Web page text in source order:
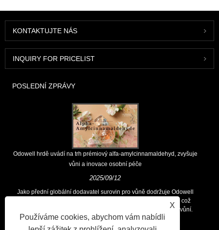
KONTAKTUJTE NÁS
INQUIRY FOR PRICELIST
POSLEDNÍ ZPRÁVY
Odowell hrdě uvádí na trh prémiový alfa-amylcinnamaldehyd, zvyšuje
vůni a inovace osobní péče
2025/09/12
Jako přední globální dodavatel surovin pro vůně dodržuje Odowell
hlavní filozofii „zaměřených na inovace zaměřené na kvalitu, což
zákazníkům po celém světě trvale poskytuje vynikající řešení vůní.
X
Používáme cookies, abychom vám nabídli